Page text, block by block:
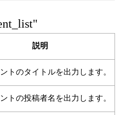
説明
トのタイトルを出力します。
トの投稿者名を出力します。